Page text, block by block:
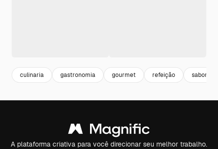
culinaria gastronomia gourmet refeição saboroso
A plataforma criativa para você direcionar seu melhor trabalho.